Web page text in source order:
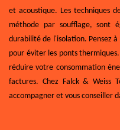
et acoustique. Les techniques
méthode par soufflage, sont
durabilité de l'isolation. Pensez
pour éviter les ponts
réduire votre consommation
factures. Chez Falck & Weiss
accompagner et vous conseiller